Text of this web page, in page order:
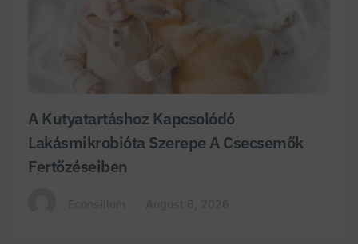
A Kutyatartáshoz Kapcsolódó
Lakásmikrobióta Szerepe A Csecsemők
Fertőzéseiben